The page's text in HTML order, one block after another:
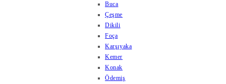
Buca
Çeşme
Dikili
Foça
Karşıyaka
Kemer
Konak
Ödemiş